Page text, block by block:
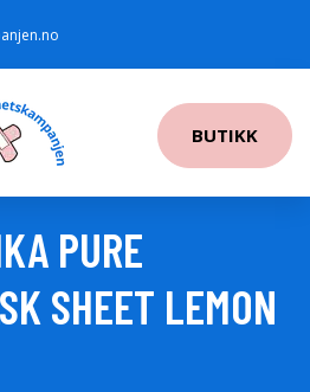
BUTIKK
PURE
SHEET LEMON